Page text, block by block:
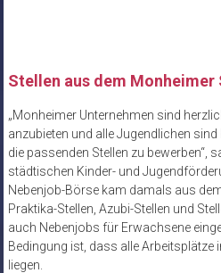
Stellen aus dem
„Monheimer Unternehmen sind
anzubieten und alle Jugendlichen
die passenden Stellen zu bewerben“,
städtischen Kinder- und
Nebenjob-Börse kam damals aus
Praktika-Stellen, Azubi-Stellen und
auch Nebenjobs für Erwachsene
Bedingung ist, dass alle Arbeitsplätze
liegen.